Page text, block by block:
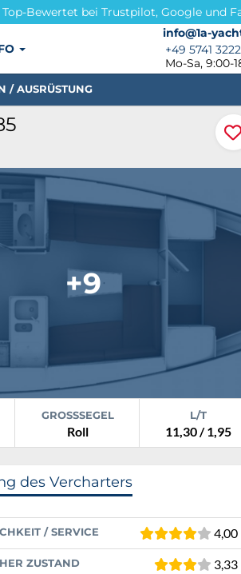
Bewertet bei Trustpilot, Google und
info@1a-
info@1a-
+49 5741
+49 5741
Mo-Sa, 9:00-
/ AUSRÜSTUNG
+9
GROSSSEGEL
Roll
L/T
11,30 / 1,95
des Vercharters
/ SERVICE 4,00
ZUSTAND 3,33